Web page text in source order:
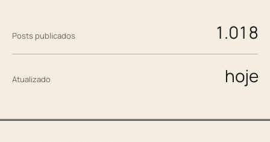
Posts publicados 1.018
Atualizado hoje